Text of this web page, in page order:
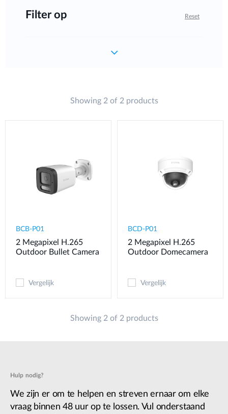
Filter op Reset
Showing 2 of 2 products
BCB-P01
2 Megapixel H.265
Outdoor Bullet Camera
Vergelijk
BCD-P01
2 Megapixel H.265
Outdoor Domecamera
Vergelijk
Showing 2 of 2 products
Hulp nodig?
We zijn er om te helpen en streven ernaar om elke
vraag binnen 48 uur op te lossen. Vul onderstaand